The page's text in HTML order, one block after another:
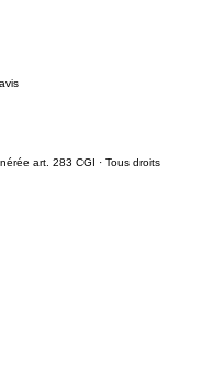
art. 283 CGI · Tous droits